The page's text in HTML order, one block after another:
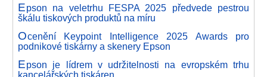
Epson na veletrhu FESPA 2025 předvede pestrou
škálu tiskových produktů na míru
Ocenění Keypoint Intelligence 2025 Awards pro
podnikové tiskárny a skenery Epson
Epson je lídrem v udržitelnosti na evropském trhu